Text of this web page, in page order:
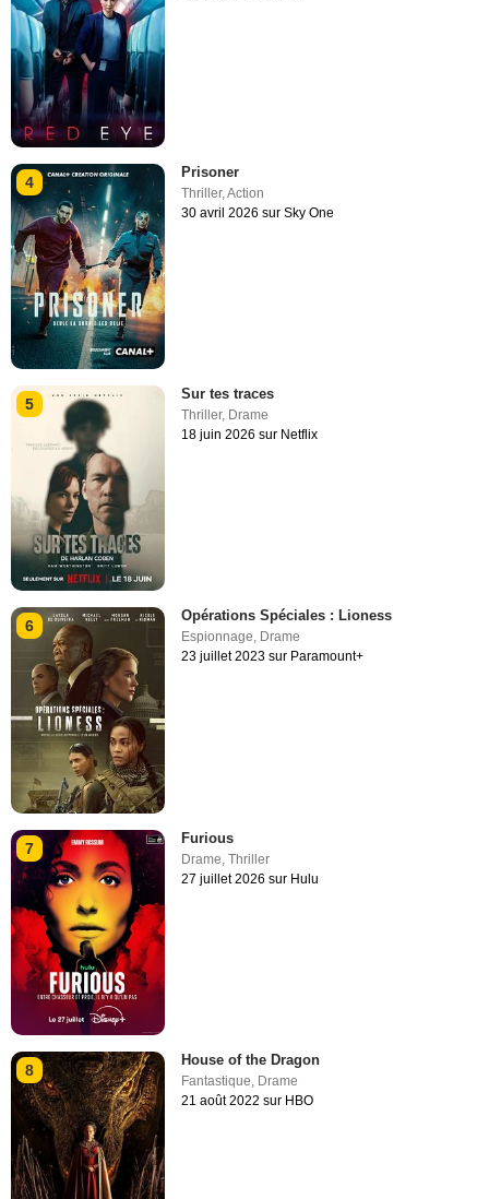
4
Prisoner
Thriller,Action
30 avril 2026 sur Sky One
5
Sur tes traces
Thriller, Drame
18 juin 2026 sur Netflix
6
Opérations Spéciales : Lioness
Espionnage, Drame
23 juillet 2023 sur Paramount+
7
Furious
Drame ,Thriller
27 juillet 2026 sur Hulu
8
House of the Dragon
Fantastique, Drame
21 août 2022 sur HBO